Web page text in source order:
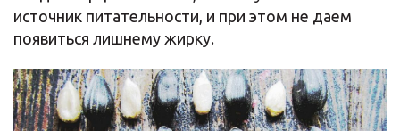
источник питательности, и при этом не даем
появиться лишнему жирку.